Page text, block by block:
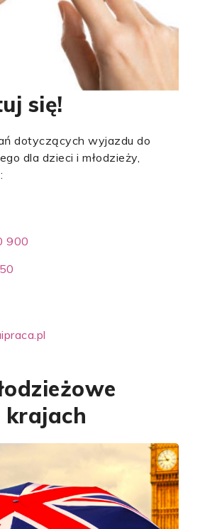
się!
dotyczących wyjazdu do
dla dzieci i młodzieży,
900